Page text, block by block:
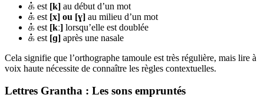
க் est [k] au début d’un mot
க் est [x] ou [ɣ] au milieu d’un mot
க் est [kː] lorsqu’elle est doublée
க் est [ɡ] après une nasale
Cela signifie que l’orthographe tamoule est très régulière, mais lire à
voix haute nécessite de connaître les règles contextuelles.
Lettres Grantha : Les sons empruntés